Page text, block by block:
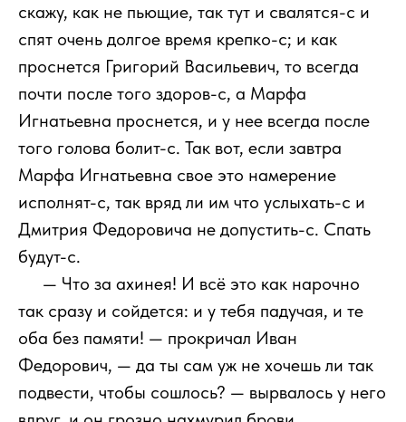
скажу, как не пьющие, так тут и свалятся-с и
спят очень долгое время крепко-с; и как
проснется Григорий Васильевич, то всегда
почти после того здоров-с, а Марфа
Игнатьевна проснется, и у нее всегда после
того голова болит-с. Так вот, если завтра
Марфа Игнатьевна свое это намерение
исполнят-с, так вряд ли им что услыхать-с и
Дмитрия Федоровича не допустить-с. Спать
будут-с.
— Что за ахинея! И всё это как нарочно
так сразу и сойдется: и у тебя падучая, и те
оба без памяти! — прокричал Иван
Федорович, — да ты сам уж не хочешь ли так
подвести, чтобы сошлось? — вырвалось у него